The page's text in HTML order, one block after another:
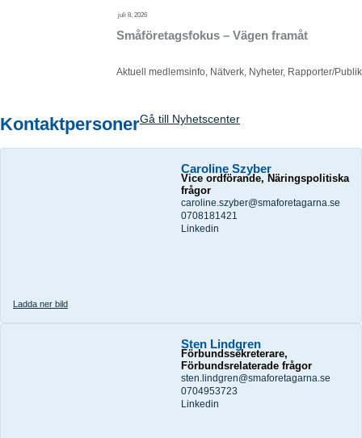
juli 8, 2026
Småföretagsfokus – Vägen framåt
Aktuell medlemsinfo, Nätverk, Nyheter, Rapporter/
KontaktpersonerGå till Nyhetscenter
Caroline Szyber
Vice ordförande, Näringspolitiska
frågor
caroline.szyber@smaforetagarna.se
0708181421
Linkedin
Ladda ner bild
Sten Lindgren
Förbundssekreterare,
Förbundsrelaterade frågor
sten.lindgren@smaforetagarna.se
0704953723
Linkedin